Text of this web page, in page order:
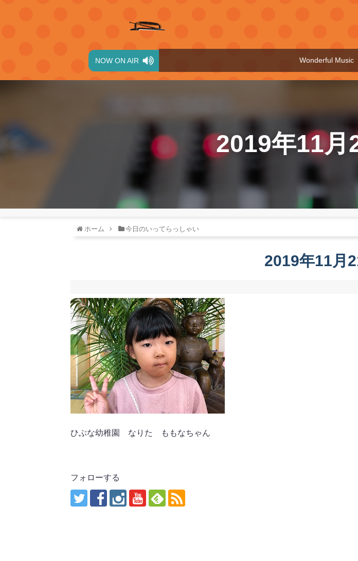
NOW ON AIR Wonderful Music 16:00
2019年11月
ホーム 今日のいってらっしゃい
2019年11月
ひぶな幼稚園 なりた ももなちゃん
フォローする